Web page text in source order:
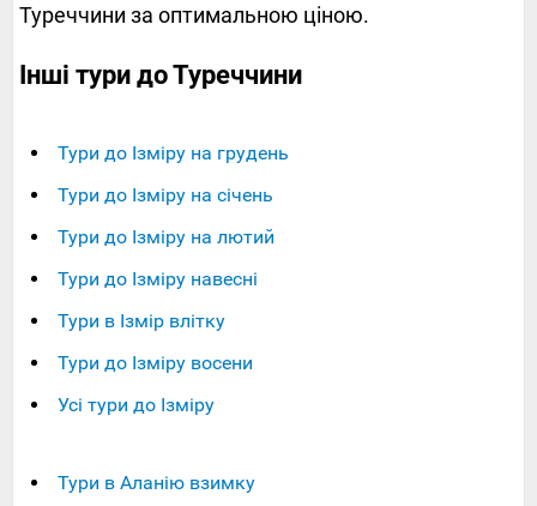
Туреччини за оптимальною ціною.
Інші тури до Туреччини
Тури до Ізміру на грудень
Тури до Ізміру на січень
Тури до Ізміру на лютий
Тури до Ізміру навесні
Тури в Ізмір влітку
Тури до Ізміру восени
Усі тури до Ізміру
Тури в Аланію взимку